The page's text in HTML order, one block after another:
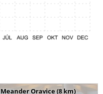
Meander Oravice (8 km)